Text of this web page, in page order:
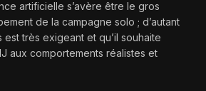
artificielle s’avère être le gros
de la campagne solo ; d’autant
très exigeant et qu’il souhaite
aux comportements réalistes et